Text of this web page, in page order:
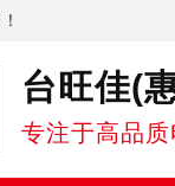
台旺佳(
专注于高品